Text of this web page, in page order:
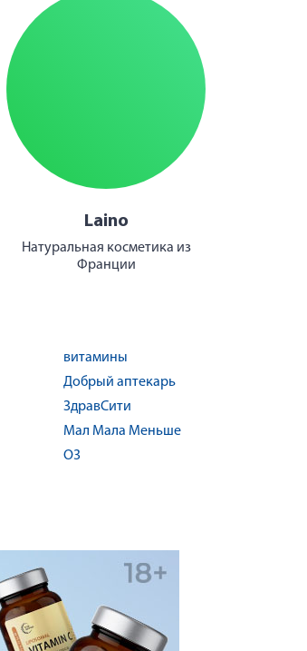
Laino
Натуральная косметика из
Франции
витамины
Добрый аптекарь
ЗдравСити
Мал Мала Меньше
О3